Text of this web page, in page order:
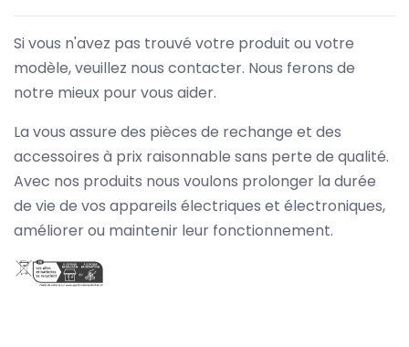
Si vous n'avez pas trouvé votre produit ou votre
modèle, veuillez nous contacter. Nous ferons de
notre mieux pour vous aider.
La vous assure des pièces de rechange et des
accessoires à prix raisonnable sans perte de qualité.
Avec nos produits nous voulons prolonger la durée
de vie de vos appareils électriques et électroniques,
améliorer ou maintenir leur fonctionnement.